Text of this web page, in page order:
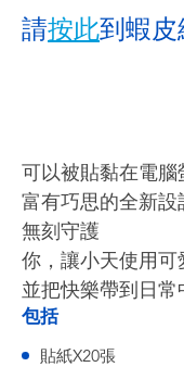
盲盒
請按此到蝦
可以被貼黏在電腦
富有巧思的全新
無刻守護
你，讓小天使用可
並把快樂帶到日常
包括
貼紙X20張